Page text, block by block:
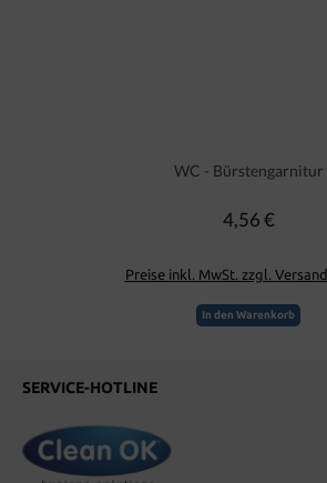
WC - Bürstengarnitur
Regulärer Preis:
4,56 €
Preise inkl. MwSt. zzgl.
In den Warenkorb
SERVICE-HOTLINE